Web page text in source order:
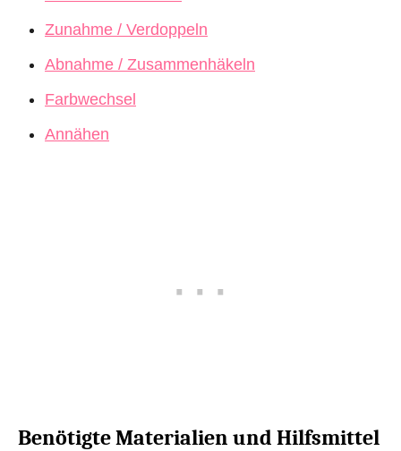
Zunahme / Verdoppeln
Abnahme / Zusammenhäkeln
Farbwechsel
Annähen
Benötigte Materialien und Hilfsmittel